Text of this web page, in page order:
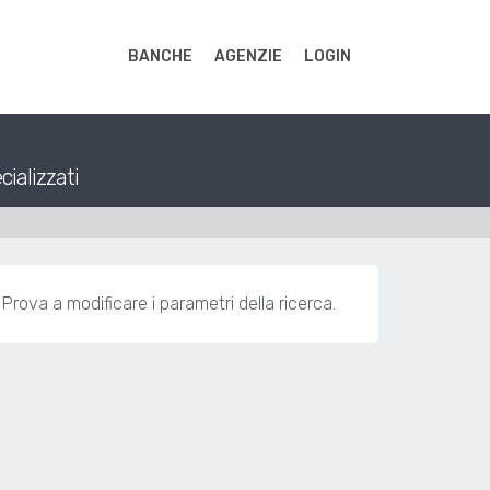
BANCHE AGENZIE LOGIN
a modificare i parametri della ricerca.